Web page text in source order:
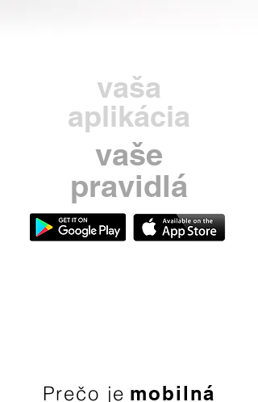
vaša
aplikácia
vaše
pravidlá
Prečo je mobilná